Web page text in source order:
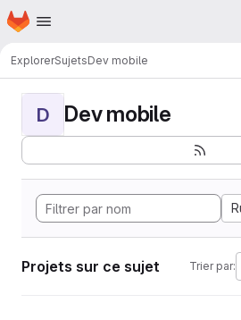
Passer au contenu principal
Page d'accueil
ExplorerSujetsDev mobile
D Dev mobile
Projets sur ce sujet Trier par: